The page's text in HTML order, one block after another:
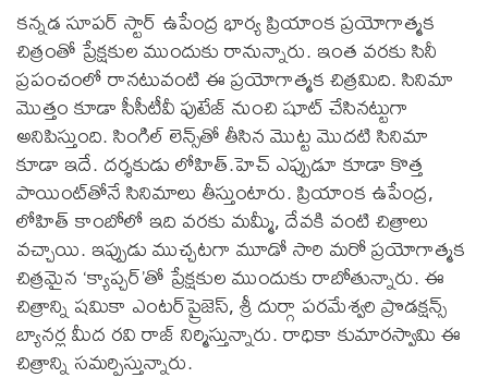
కన్నడ సూపర్ స్టార్ ఉపేంద్ర భార్య ప్రియాంక ప్రయోగాత్మక
చిత్రంతో ప్రేక్షకుల ముందుకు రానున్నారు. ఇంత వరకు సినీ
ప్రపంచంలో రానటువంటి ఈ ప్రయోగాత్మక చిత్రమిది. సినిమా
మొత్తం కూడా సీసీటీవీ ఫుటేజ్ నుంచి షూట్ చేసినట్టుగా
అనిపిస్తుంది. సింగిల్ లెన్స్‌తో తీసిన మొట్ట మొదటి సినిమా
కూడా ఇదే. దర్శకుడు లోహిత్.హెచ్ ఎప్పుడూ కూడా కొత్త
పాయింట్‌తోనే సినిమాలు తీస్తుంటారు. ప్రియాంక ఉపేంద్ర,
లోహిత్ కాంబోలో ఇది వరకు మమ్మీ, దేవకి వంటి చిత్రాలు
వచ్చాయి. ఇప్పుడు ముచ్చటగా మూడో సారి మరో ప్రయోగాత్మక
చిత్రమైన ‘క్యాప్చర్’తో ప్రేక్షకుల ముందుకు రాబోతున్నారు. ఈ
చిత్రాన్ని షమికా ఎంటర్‌ప్రైజెస్, శ్రీ దుర్గా పరమేశ్వరి ప్రొడక్షన్స్
బ్యానర్ల మీద రవి రాజ్ నిర్మిస్తున్నారు. రాధికా కుమారస్వామి ఈ
చిత్రాన్ని సమర్పిస్తున్నారు.